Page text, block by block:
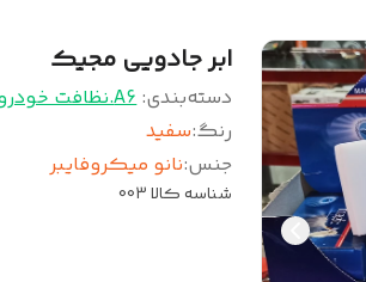
ابر جادویی مجیک
دسته‌بندی:A6.نظافت خودرو
رنگ:سفید
جنس:نانو میکروفایبر
شناسه کالا003